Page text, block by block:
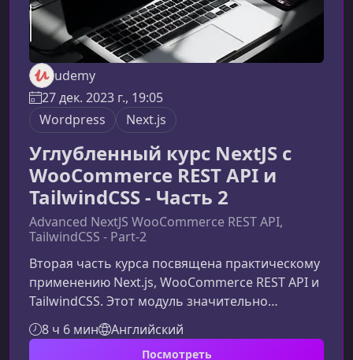
udemy
27 дек. 2023 г., 19:05
Wordpress
Next.js
Углубленный курс NextJS с
WooCommerce REST API и
TailwindCSS - Часть 2
Advanced NextJS WooCommerce REST API,
TailwindCSS - Part-2
Вторая часть курса посвящена практическому
применению Next.js, WooCommerce REST API и
TailwindCSS. Этот модуль значительно
расширит навыки, полученные ранее и
поможет вам уверенно строить современные
8 ч 6 мин Английский
Посмотреть